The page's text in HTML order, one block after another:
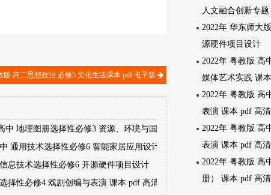
版 高二思想政治 必修3 文化生活课本 pdf 电子版
中 地理图册选择性必修3 资源、环境与国家安全
通用技术选择性必修6 智能家居应用设计
息技术选择性必修6 开源硬件项目设计
择性必修4 戏剧创编与表演 课本 pdf 高清
人文融合创新专题
2022年 华东师大
源硬件项目设计
2022年 粤教版 高
媒体艺术实践 课
2022年 粤教版 高
表演 课本 pdf 高清
2022年 粤教版 高
表演 课本 pdf 高清
2022年 粤教版 高
册） 课本 pdf 高清